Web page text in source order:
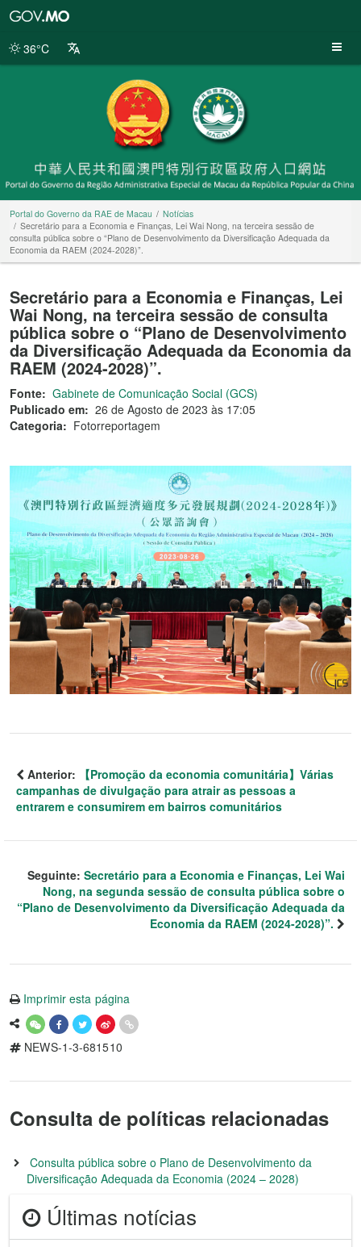
da
36°C
Portal do Governo da RAE de Macau
Notícias
Secretário para a Economia e Finanças, Lei Wai Nong, na terceira sessão de
consulta pública sobre o “Plano de Desenvolvimento da Diversificação Adequada da
Economia da RAEM (2024-2028)”.
Secretário para a Economia e Finanças, Lei
Wai Nong, na terceira sessão de consulta
pública sobre o “Plano de Desenvolvimento
da Diversificação Adequada da Economia da
RAEM (2024-2028)”.
Fonte: Gabinete de Comunicação Social (GCS)
Publicado em: 26 de Agosto de 2023 às 17:05
Categoria: Fotorreportagem
Anterior:
【Promoção da economia comunitária】Várias
campanhas de divulgação para atrair as pessoas a
entrarem e consumirem em bairros comunitários
Seguinte: Secretário para a Economia e Finanças, Lei Wai
Nong, na segunda sessão de consulta pública sobre o
“Plano de Desenvolvimento da Diversificação Adequada da
Economia da RAEM (2024-2028)”.
Imprimir esta página
NEWS-1-3-681510
Consulta de políticas relacionadas
Consulta pública sobre o Plano de Desenvolvimento da
Diversificação Adequada da Economia (2024 – 2028)
Últimas notícias